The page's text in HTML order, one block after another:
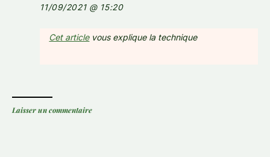
11/09/2021 @ 15:20
Cet articlevous explique la technique
Laisser un commentaire